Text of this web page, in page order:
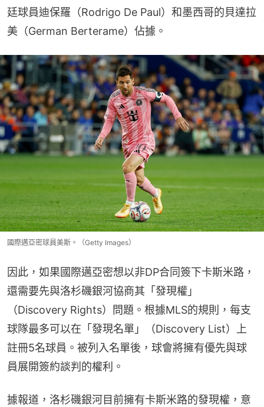
廷球員迪保羅（Rodrigo De Paul）和墨西哥的貝達拉
美（German Berterame）佔據。
國際邁亞密球員美斯。（Getty Images）
因此，如果國際邁亞密想以非DP合同簽下卡斯米路，
還需要先與洛杉磯銀河協商其「發現權」
（Discovery Rights）問題。根據MLS的規則，每支
球隊最多可以在「發現名單」（Discovery List）上
註冊5名球員。被列入名單後，球會將擁有優先與球
員展開簽約談判的權利。
據報道，洛杉磯銀河目前擁有卡斯米路的發現權，意